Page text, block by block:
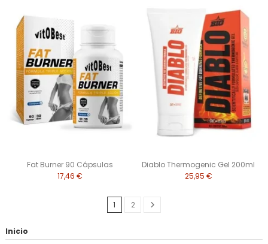
Fat Burner 90 Cápsulas
17,46 €
Diablo Thermogenic Gel 200ml
25,95 €
1 2
Inicio